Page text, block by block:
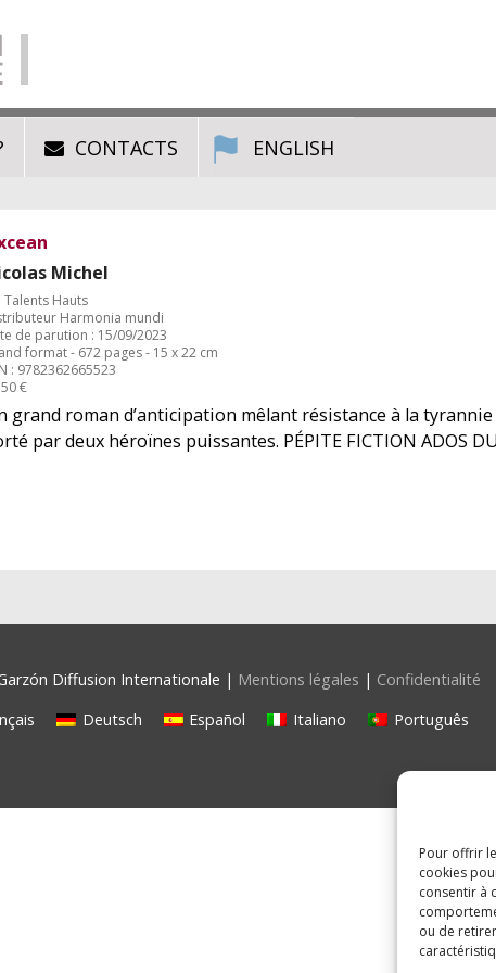
Pour offrir
cookies
consentir à
ou de
CONTACTS ENGLISH
Michel
Talents Hauts
Harmonia mundi
de parution : 15/09/2023
format - 672 pages - 15 x 22 cm
: 9782362665523
€
grand roman d’anticipation mêlant résistance à la
par deux héroïnes puissantes. PÉPITE FICTION ADOS
Diffusion Internationale | Mentions légales | Confidentialité
Deutsch Español Italiano Português